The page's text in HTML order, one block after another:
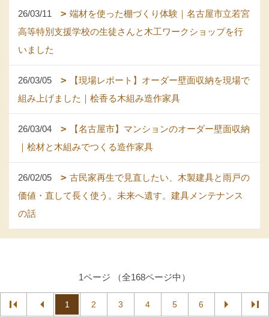
26/03/11
端材を使った棚づくり体験｜名古屋市立若宮
高等特別支援学校の生徒さんと木工ワークショップを行
いました
26/03/05
【現場レポート】オーダー壁面収納を現場で
組み上げました｜桧香る木組み造作家具
26/03/04
【名古屋市】マンションのオーダー壁面収納
｜桧材と木組みでつくる造作家具
26/02/05
古民家再生で見直したい、木製建具と雨戸の
価値・直して長く使う。未来へ遺す。建具メンテナンス
の話
1ページ （全168ページ中）
1 2 3 4 5 6